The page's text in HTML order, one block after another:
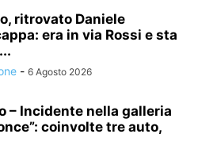
ritrovato Daniele
era in via Rossi e sta
- 6 Agosto 2026
– Incidente nella galleria
coinvolte tre auto,